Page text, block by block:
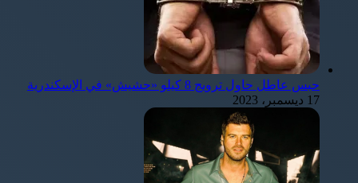
حبس عاطل حاول ترويج 8 كيلو «حشيش» في الإسكندرية
17 ديسمبر، 2023